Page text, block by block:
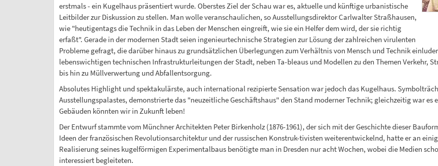
erstmals - ein Kugelhaus präsentiert wurde. Oberstes Ziel der Schau war es, aktuelle und künftige urbanistische
Leitbilder zur Diskussion zu stellen. Man wolle veranschaulichen, so Ausstellungsdirektor Carlwalter Straßhausen,
wie "heutigentags die Technik in das Leben der Menschen eingreift, wie sie ein Helfer dem wird, der sie richtig
erfaßt". Gerade in der modernen Stadt seien ingenieurtechnische Strategien zur Lösung der zahlreichen virulenten
Probleme gefragt, die darüber hinaus zu grundsätzlichen Überlegungen zum Verhältnis von Mensch und Technik
lebenswichtigen technischen Infrastrukturleitungen der Stadt, neben Ta-bleaus und Modellen zu den Themen Verkehr,
bis hin zu Müllverwertung und Abfallentsorgung.
Absolutes Highlight und spektakulärste, auch international rezipierte Sensation war jedoch das Kugelhaus.
Ausstellungspalastes, demonstrierte das "neuzeitliche Geschäftshaus" den Stand moderner Technik; gleichzeitig war
Gebäuden könnten wir in Zukunft leben!
Der Entwurf stammte vom Münchner Architekten Peter Birkenholz (1876-1961), der sich mit der Geschichte dieser
Ideen der französischen Revolutionsarchitektur und der russischen Konstruk-tivisten weiterentwickelnd, hatte er an
Realisierung seines kugelförmigen Experimentalbaus benötigte man in Dresden nur acht Wochen, wobei die Medien
interessiert begleiteten.